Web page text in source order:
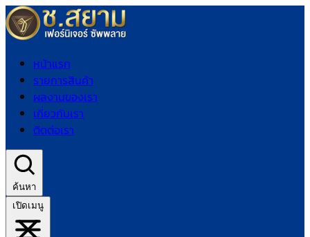
หน้าแรก
รายการสินค้า
ผลงานของเรา
เกี่ยวกับเรา
ติดต่อเรา
ค้นหา
เปิดเมนู